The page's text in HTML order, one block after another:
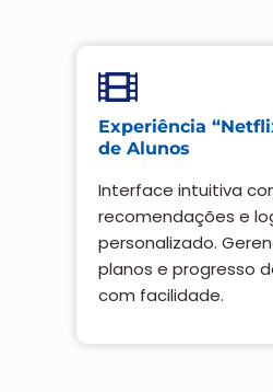
Experiência
de Alunos
Interface intuitiva
recomendações e
personalizado.
planos e progresso
com facilidade.